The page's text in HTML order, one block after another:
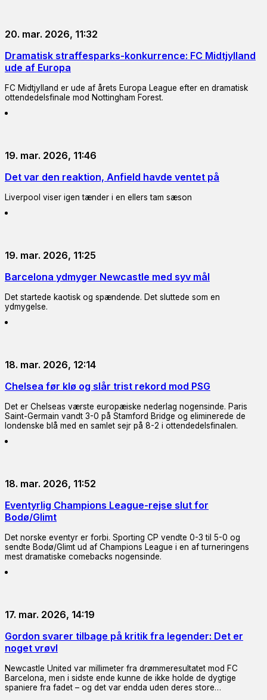
20. mar. 2026, 11:32
Dramatisk straffesparks-konkurrence: FC Midtjylland
ude af Europa
FC Midtjylland er ude af årets Europa League efter en dramatisk
ottendedelsfinale mod Nottingham Forest.
19. mar. 2026, 11:46
Det var den reaktion, Anfield havde ventet på
Liverpool viser igen tænder i en ellers tam sæson
19. mar. 2026, 11:25
Barcelona ydmyger Newcastle med syv mål
Det startede kaotisk og spændende. Det sluttede som en
ydmygelse.
18. mar. 2026, 12:14
Chelsea før klø og slår trist rekord mod PSG
Det er Chelseas værste europæiske nederlag nogensinde. Paris
Saint-Germain vandt 3-0 på Stamford Bridge og eliminerede de
londenske blå med en samlet sejr på 8-2 i ottendedelsfinalen.
18. mar. 2026, 11:52
Eventyrlig Champions League-rejse slut for
Bodø/Glimt
Det norske eventyr er forbi. Sporting CP vendte 0-3 til 5-0 og
sendte Bodø/Glimt ud af Champions League i en af turneringens
mest dramatiske comebacks nogensinde.
17. mar. 2026, 14:19
Gordon svarer tilbage på kritik fra legender: Det er
noget vrøvl
Newcastle United var millimeter fra drømmeresultatet mod FC
Barcelona, men i sidste ende kunne de ikke holde de dygtige
spaniere fra fadet – og det var endda uden deres store…